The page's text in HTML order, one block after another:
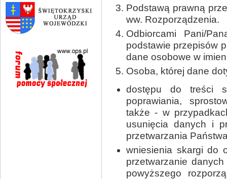
Podstawą prawną
ww. Rozporządzenia.
Odbiorcami Pani/
podstawie przepisów
dane osobowe w
Osoba, której dane
dostępu do treści
poprawiania,
także - w
usunięcia danych i
przetwarzania
wniesienia skargi do
przetwarzanie
powyższego